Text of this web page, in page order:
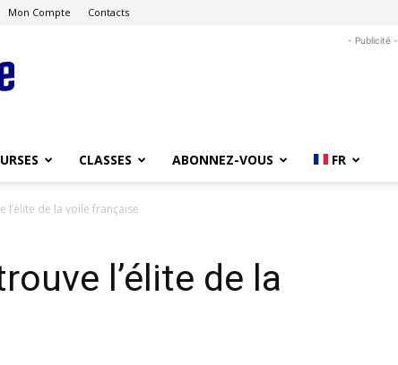
Mon Compte Contacts
- Publicité -
CLASSES ABONNEZ-VOUS FR
l’élite de la voile française
l’élite de la